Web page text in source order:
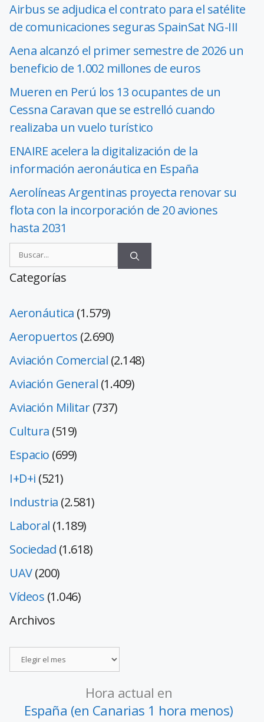
Airbus se adjudica el contrato para el satélite
de comunicaciones seguras SpainSat NG-III
Aena alcanzó el primer semestre de 2026 un
beneficio de 1.002 millones de euros
Mueren en Perú los 13 ocupantes de un
Cessna Caravan que se estrelló cuando
realizaba un vuelo turístico
ENAIRE acelera la digitalización de la
información aeronáutica en España
Aerolíneas Argentinas proyecta renovar su
flota con la incorporación de 20 aviones
hasta 2031
Categorías
Aeronáutica (1.579)
Aeropuertos (2.690)
Aviación Comercial (2.148)
Aviación General (1.409)
Aviación Militar(737)
Cultura (519)
Espacio (699)
I+D+i (521)
Industria (2.581)
Laboral (1.189)
Sociedad (1.618)
UAV(200)
Vídeos (1.046)
Archivos
Hora actual en
España (en Canarias 1 hora menos)